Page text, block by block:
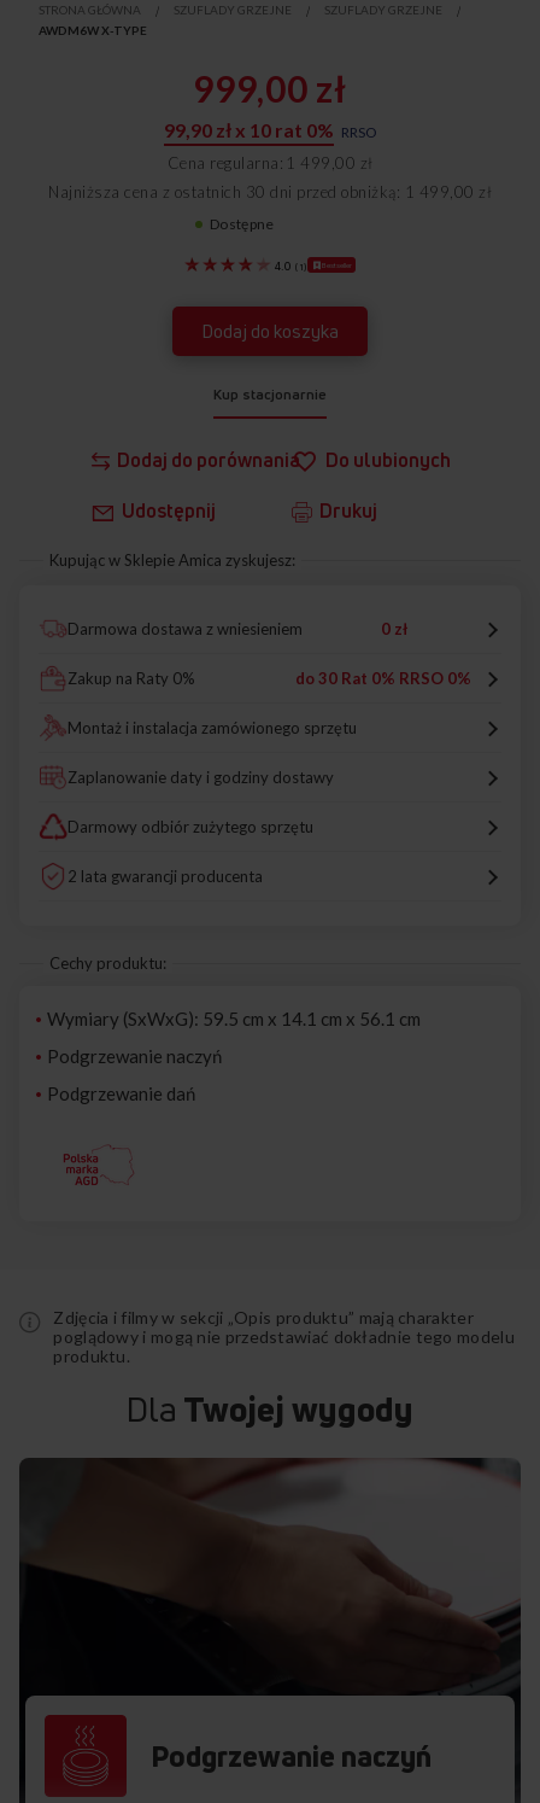
STRONA GŁÓWNA SZUFLADY GRZEJNE
SZUFLADY GRZEJNE
AWDM6W X-TYPE
Dodaj do porównania Do ulubionych
Udostępnij Drukuj
4.0 ( 1) Bestseller
999,00 zł
99,90 zł x 10 rat 0% RRSO
Cena regularna
1 499,00 zł
Najniższa cena z ostatnich 30 dni przed obniżką: 1 499,00 zł
Dostępne
Dodaj do koszyka
Kup stacjonarnie
Kupując w Sklepie Amica zyskujesz:
Darmowa dostawa z wniesieniem 0 zł
Zakup na Raty 0% do 30 Rat 0% RRSO 0%
Montaż i instalacja zamówionego sprzętu
Zaplanowanie daty i godziny dostawy
Darmowy odbiór zużytego sprzętu
2 lata gwarancji producenta
Cechy produktu:
Wymiary (SxWxG): 59.5 cm x 14.1 cm x 56.1 cm
Podgrzewanie naczyń
Podgrzewanie dań
Zdjęcia i filmy w sekcji „Opis produktu” mają charakter
poglądowy i mogą nie przedstawiać dokładnie tego modelu
produktu.
Dla Twojej wygody
Podgrzewanie naczyń